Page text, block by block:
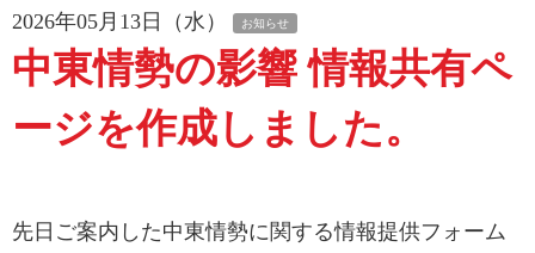
2026年05月13日（水） お知らせ
中東情勢の影響 情報共有ペ
ージを作成しました。
先日ご案内した中東情勢に関する情報提供フォーム